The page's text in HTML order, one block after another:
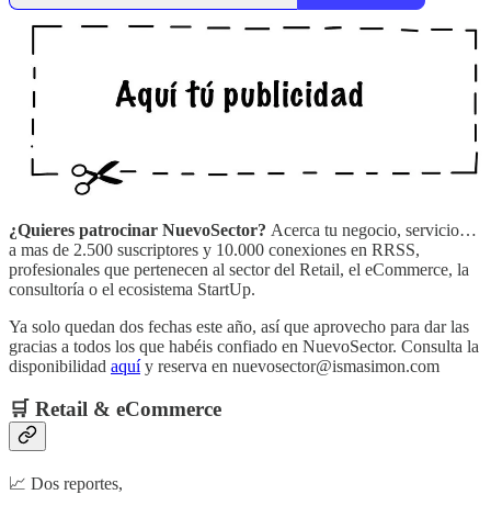
¿Quieres patrocinar NuevoSector? Acerca tu negocio, servicio…
a mas de 2.500 suscriptores y 10.000 conexiones en RRSS,
profesionales que pertenecen al sector del Retail, el eCommerce, la
consultoría o el ecosistema StartUp.
Ya solo quedan dos fechas este año, así que aprovecho para dar las
gracias a todos los que habéis confiado en NuevoSector. Consulta la
disponibilidad aquíy reserva en nuevosector@ismasimon.com
🛒 Retail & eCommerce
📈 Dos reportes,